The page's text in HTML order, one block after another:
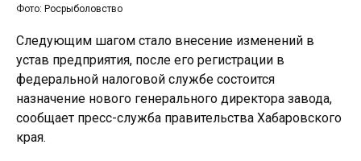
Фото: Росрыболовство
Следующим шагом стало внесение изменений в
устав предприятия, после его регистрации в
федеральной налоговой службе состоится
назначение нового генерального директора завода,
сообщает пресс-служба правительства Хабаровского
края.